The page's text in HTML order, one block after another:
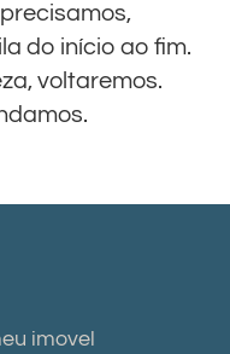
do início ao fim.
voltaremos.
imovel